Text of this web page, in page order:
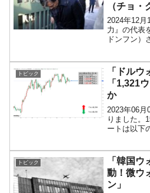
（チョ
た。
2024年12月
力』の代表
ドンフン）
韓東勳（ハ
方似）は
統領の弾劾
し、実際に
トピック
「ドルウ
「1,321
か
2023年06
りました。
ートは以下
ートは『
応「下げ
が、ボラ
トピック
「韓国
動！微ウ
ン」